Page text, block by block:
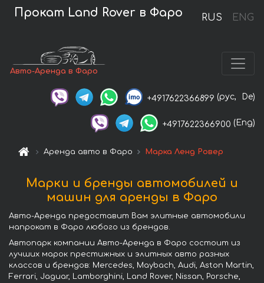
RUS ENG
Прокат Land Rover в Фаро
Авто-Аренда в Фаро
+4917622366899 (рус, De)
+4917622366900 (Eng)
Аренда авто в Фаро Марка Ленд Ровер
Марки и бренды автомобилей и
машин для аренды в Фаро
Авто-Аренда предоставит Вам элитные автомобили
напрокат в Фаро любого из брендов.
Автопарк компании Авто-Аренда в Фаро состоит из
лучших марок престижных и элитных авто разных
классов и брендов: Mercedes, Maybach, Audi, Aston Martin,
Ferrari, Jaguar, Lamborghini, Land Rover, Nissan, Porsche,